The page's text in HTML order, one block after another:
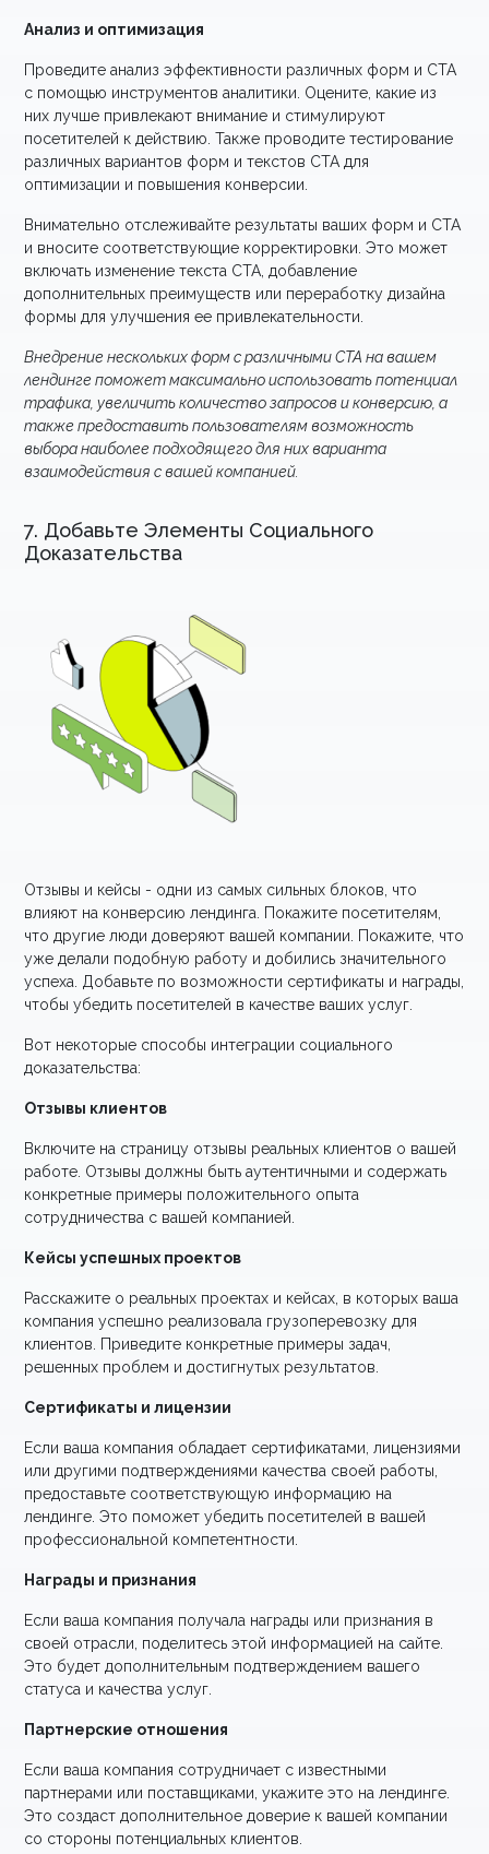
Анализ и оптимизация
Проведите анализ эффективности различных форм и CTA
с помощью инструментов аналитики. Оцените, какие из
них лучше привлекают внимание и стимулируют
посетителей к действию. Также проводите тестирование
различных вариантов форм и текстов CTA для
оптимизации и повышения конверсии.
Внимательно отслеживайте результаты ваших форм и CTA
и вносите соответствующие корректировки. Это может
включать изменение текста CTA, добавление
дополнительных преимуществ или переработку дизайна
формы для улучшения ее привлекательности.
Внедрение нескольких форм с различными CTA на вашем
лендинге поможет максимально использовать потенциал
трафика, увеличить количество запросов и конверсию, а
также предоставить пользователям возможность
выбора наиболее подходящего для них варианта
взаимодействия с вашей компанией.
7. Добавьте Элементы Социального
Доказательства
Отзывы и кейсы - одни из самых сильных блоков, что
влияют на конверсию лендинга. Покажите посетителям,
что другие люди доверяют вашей компании. Покажите, что
уже делали подобную работу и добились значительного
успеха. Добавьте по возможности сертификаты и награды,
чтобы убедить посетителей в качестве ваших услуг.
Вот некоторые способы интеграции социального
доказательства:
Отзывы клиентов
Включите на страницу отзывы реальных клиентов о вашей
работе. Отзывы должны быть аутентичными и содержать
конкретные примеры положительного опыта
сотрудничества с вашей компанией.
Кейсы успешных проектов
Расскажите о реальных проектах и кейсах, в которых ваша
компания успешно реализовала грузоперевозку для
клиентов. Приведите конкретные примеры задач,
решенных проблем и достигнутых результатов.
Сертификаты и лицензии
Если ваша компания обладает сертификатами, лицензиями
или другими подтверждениями качества своей работы,
предоставьте соответствующую информацию на
лендинге. Это поможет убедить посетителей в вашей
профессиональной компетентности.
Награды и признания
Если ваша компания получала награды или признания в
своей отрасли, поделитесь этой информацией на сайте.
Это будет дополнительным подтверждением вашего
статуса и качества услуг.
Партнерские отношения
Если ваша компания сотрудничает с известными
партнерами или поставщиками, укажите это на лендинге.
Это создаст дополнительное доверие к вашей компании
со стороны потенциальных клиентов.